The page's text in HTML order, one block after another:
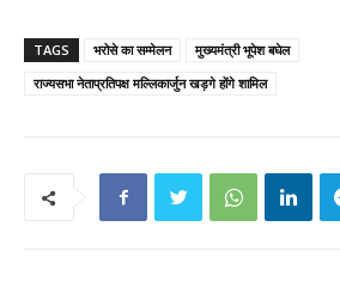
TAGS भरोसे का सम्मेलन
मुख्यमंत्री भूपेश बघेल
राज्यसभा नेताप्रतिपक्ष मल्लिकार्जुन खड़गे होंगे शामिल